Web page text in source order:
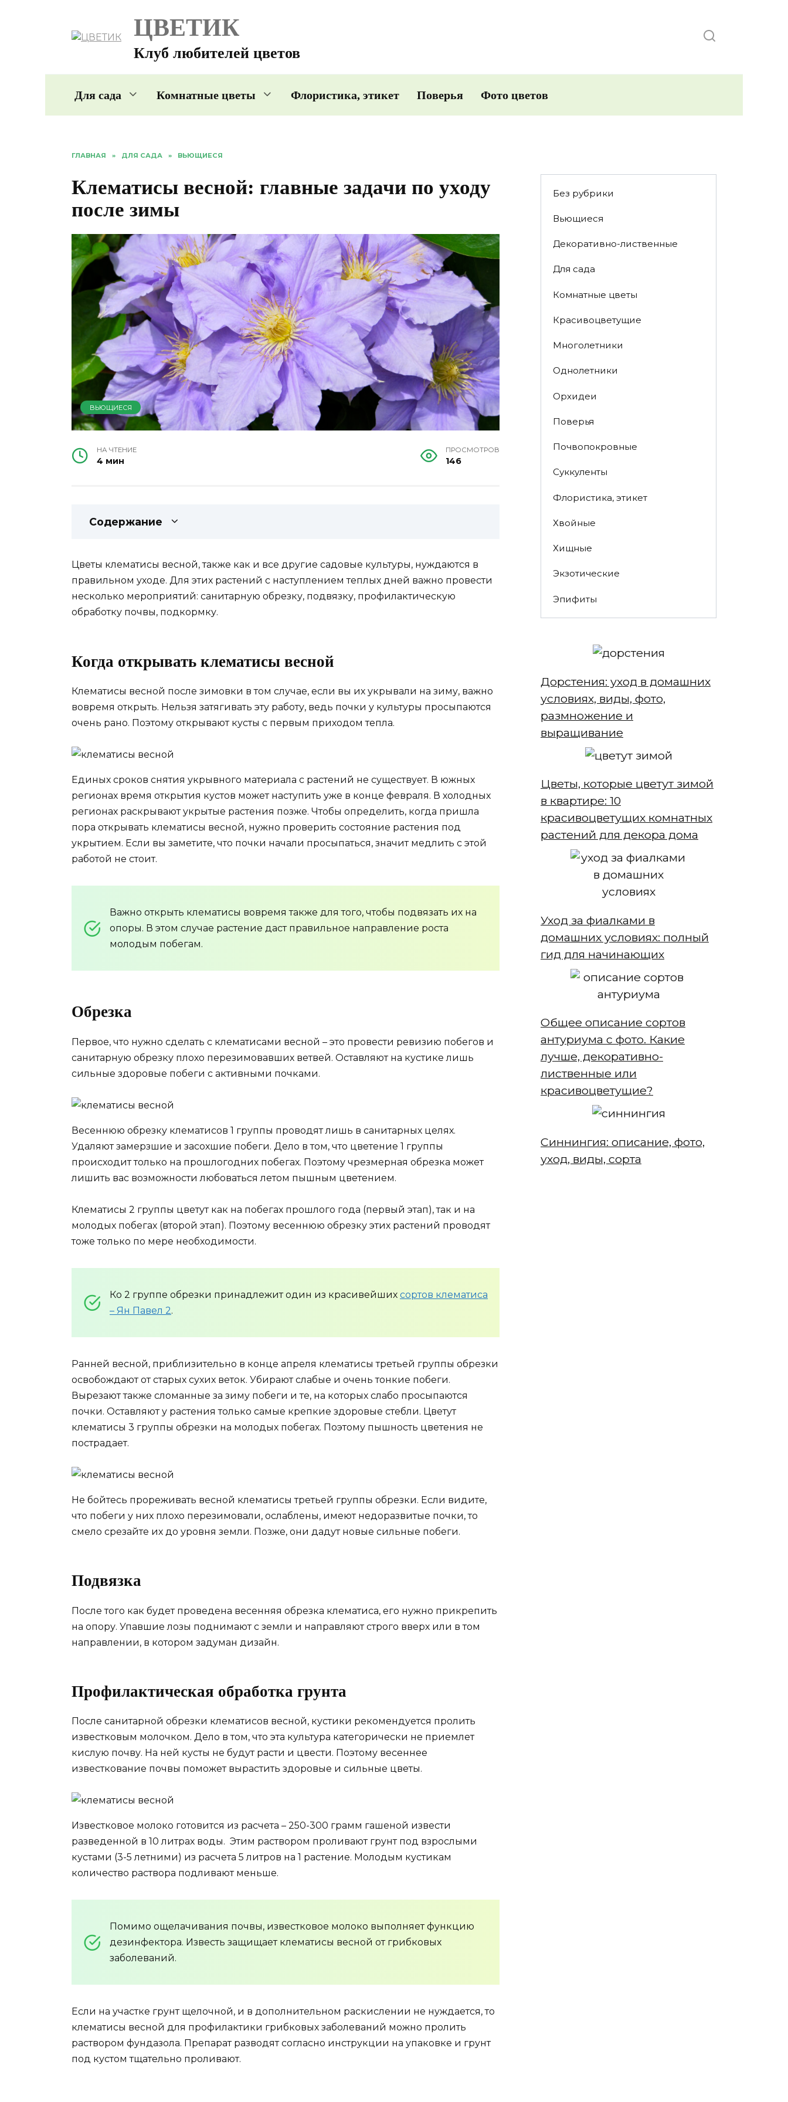
ЦВЕТИК
Клуб любителей цветов
Для сада Комнатные цветы Флористика, этикет Поверья Фото цветов
ГЛАВНАЯ » ДЛЯ САДА » ВЬЮЩИЕСЯ
Клематисы весной: главные задачи по уходу
после зимы
ВЬЮЩИЕСЯ
НА ЧТЕНИЕ
4 мин
ПРОСМОТРОВ
146
Содержание
Цветы клематисы весной, также как и все другие садовые культуры, нуждаются в
правильном уходе. Для этих растений с наступлением теплых дней важно провести
несколько мероприятий: санитарную обрезку, подвязку, профилактическую
обработку почвы, подкормку.
Когда открывать клематисы весной
Клематисы весной после зимовки в том случае, если вы их укрывали на зиму, важно
вовремя открыть. Нельзя затягивать эту работу, ведь почки у культуры просыпаются
очень рано. Поэтому открывают кусты с первым приходом тепла.
Единых сроков снятия укрывного материала с растений не существует. В южных
регионах время открытия кустов может наступить уже в конце февраля. В холодных
регионах раскрывают укрытые растения позже. Чтобы определить, когда пришла
пора открывать клематисы весной, нужно проверить состояние растения под
укрытием. Если вы заметите, что почки начали просыпаться, значит медлить с этой
работой не стоит.
Важно открыть клематисы вовремя также для того, чтобы подвязать их на
опоры. В этом случае растение даст правильное направление роста
молодым побегам.
Обрезка
Первое, что нужно сделать с клематисами весной – это провести ревизию побегов и
санитарную обрезку плохо перезимовавших ветвей. Оставляют на кустике лишь
сильные здоровые побеги с активными почками.
Весеннюю обрезку клематисов 1 группы проводят лишь в санитарных целях.
Удаляют замерзшие и засохшие побеги. Дело в том, что цветение 1 группы
происходит только на прошлогодних побегах. Поэтому чрезмерная обрезка может
лишить вас возможности любоваться летом пышным цветением.
Клематисы 2 группы цветут как на побегах прошлого года (первый этап), так и на
молодых побегах (второй этап). Поэтому весеннюю обрезку этих растений проводят
тоже только по мере необходимости.
Ко 2 группе обрезки принадлежит один из красивейших сортов клематиса
– Ян Павел 2.
Ранней весной, приблизительно в конце апреля клематисы третьей группы обрезки
освобождают от старых сухих веток. Убирают слабые и очень тонкие побеги.
Вырезают также сломанные за зиму побеги и те, на которых слабо просыпаются
почки. Оставляют у растения только самые крепкие здоровые стебли. Цветут
клематисы 3 группы обрезки на молодых побегах. Поэтому пышность цветения не
пострадает.
Не бойтесь прореживать весной клематисы третьей группы обрезки. Если видите,
что побеги у них плохо перезимовали, ослаблены, имеют недоразвитые почки, то
смело срезайте их до уровня земли. Позже, они дадут новые сильные побеги.
Подвязка
После того как будет проведена весенняя обрезка клематиса, его нужно прикрепить
на опору. Упавшие лозы поднимают с земли и направляют строго вверх или в том
направлении, в котором задуман дизайн.
Профилактическая обработка грунта
После санитарной обрезки клематисов весной, кустики рекомендуется пролить
известковым молочком. Дело в том, что эта культура категорически не приемлет
кислую почву. На ней кусты не будут расти и цвести. Поэтому весеннее
известкование почвы поможет вырастить здоровые и сильные цветы.
Известковое молоко готовится из расчета – 250-300 грамм гашеной извести
разведенной в 10 литрах воды. Этим раствором проливают грунт под взрослыми
кустами (3-5 летними) из расчета 5 литров на 1 растение. Молодым кустикам
количество раствора подливают меньше.
Помимо ощелачивания почвы, известковое молоко выполняет функцию
дезинфектора. Известь защищает клематисы весной от грибковых
заболеваний.
Если на участке грунт щелочной, и в дополнительном раскислении не нуждается, то
клематисы весной для профилактики грибковых заболеваний можно пролить
раствором фундазола. Препарат разводят согласно инструкции на упаковке и грунт
под кустом тщательно проливают.
Без рубрики
Вьющиеся
Декоративно-лиственные
Для сада
Комнатные цветы
Красивоцветущие
Многолетники
Однолетники
Орхидеи
Поверья
Почвопокровные
Суккуленты
Флористика, этикет
Хвойные
Хищные
Экзотические
Эпифиты
Дорстения: уход в домашних
условиях, виды, фото,
размножение и
выращивание
Цветы, которые цветут зимой
в квартире: 10
красивоцветущих комнатных
растений для декора дома
Уход за фиалками в
домашних условиях: полный
гид для начинающих
Общее описание сортов
антуриума с фото. Какие
лучше, декоративно-
лиственные или
красивоцветущие?
Синнингия: описание, фото,
уход, виды, сорта